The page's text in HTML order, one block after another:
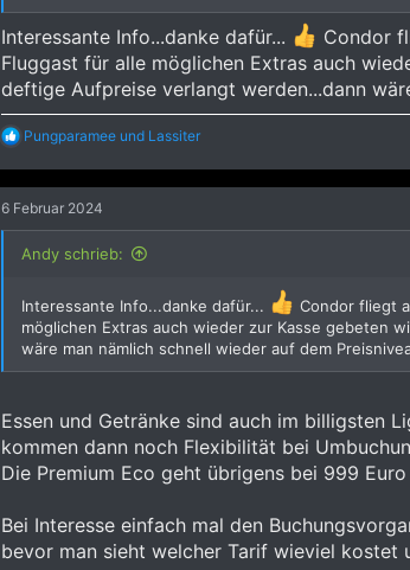
Ich habe mal Stichproben genommen, Economy
durchaus mit Lufthansa und Thai mithalten können.
Quelle:Condor fliegt nimmt Flüge nach Thailand auf
Und hier mehr Infos zur Business:
Interessante Info...danke dafür...
Condor
Fluggast für alle möglichen Extras auch
deftige Aufpreise verlangt werden...dann
R
a
k
t
i
o
n
:
Pungparamee und Lassiter
6 Februar 2024
Andy schrieb:
Interessante Info...danke dafür...
Condor fliegt
möglichen Extras auch wieder zur Kasse gebeten
wäre man nämlich schnell wieder auf dem
Essen und Getränke sind auch im billigsten
kommen dann noch Flexibilität bei
Die Premium Eco geht übrigens bei 999
Bei Interesse einfach mal den
bevor man sieht welcher Tarif wieviel